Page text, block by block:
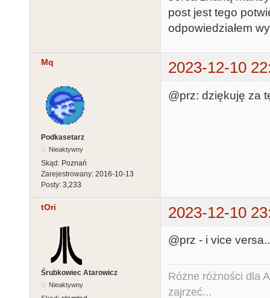
post jest tego
odpowiedziałem
Mq 2023-12-10
Podkasetarz
Nieaktywny
Skąd: Poznań
Zarejestrowany: 2016-10-13
Posty: 3,233
@prz: dziękuję za
tOri 2023-12-10
Śrubkowiec Atarowicz
Nieaktywny
@prz - i vice
Różne różności dla
zajrzeć...